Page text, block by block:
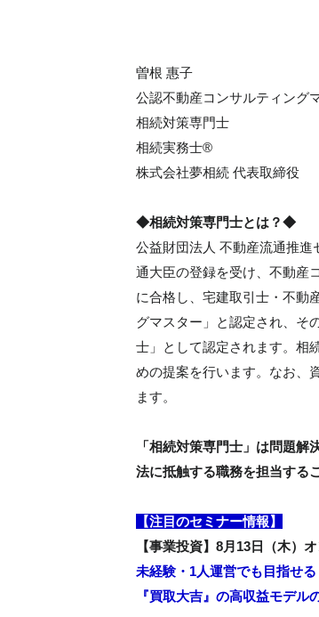
曽根 惠子
公認不動産コンサルティング
相続対策専門士
相続実務士®
株式会社夢相続 代表取締役
◆相続対策専門士とは？◆
公益財団法人 不動産流通推進
通大臣の登録を受け、不動産
に合格し、宅建取引士・不動
グマスター」と認定され、そ
士」として認定されます。相
めの提案を行います。なお、
ます。
「相続対策専門士」は問題
法に抵触する職務を担当する
【注目のセミナー情報】
【事業投資】8月13日（木）
未経験・1人運営でも目指せる
『買取大吉』の高収益モデル